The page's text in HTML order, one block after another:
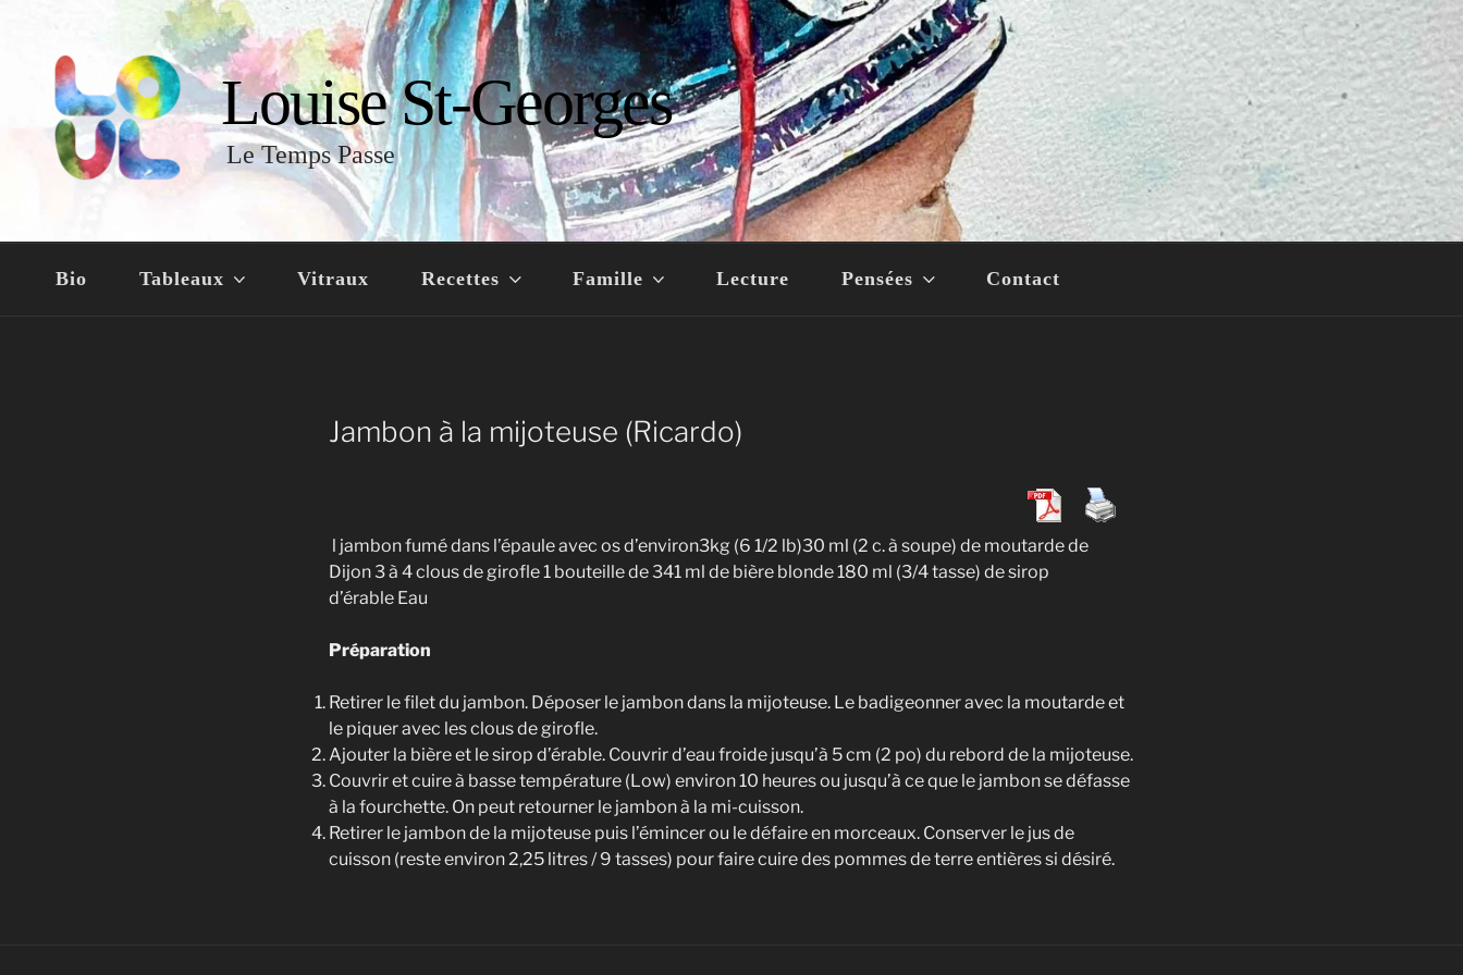
Louise St-Georges
Le Temps Passe
Bio Tableaux Vitraux Recettes Famille Lecture Pensées Contact
Jambon à la mijoteuse (Ricardo)
l jambon fumé dans l’épaule avec os d’environ3kg (6 1/2 lb)30 ml (2 c. à soupe) de moutarde de
Dijon 3 à 4 clous de girofle 1 bouteille de 341 ml de bière blonde 180 ml (3/4 tasse) de sirop
d’érable Eau
Préparation
Retirer le filet du jambon. Déposer le jambon dans la mijoteuse. Le badigeonner avec la moutarde et
le piquer avec les clous de girofle.
Ajouter la bière et le sirop d’érable. Couvrir d’eau froide jusqu’à 5 cm (2 po) du rebord de la mijoteuse.
Couvrir et cuire à basse température (Low) environ 10 heures ou jusqu’à ce que le jambon se défasse
à la fourchette. On peut retourner le jambon à la mi-cuisson.
Retirer le jambon de la mijoteuse puis l’émincer ou le défaire en morceaux. Conserver le jus de
cuisson (reste environ 2,25 litres / 9 tasses) pour faire cuire des pommes de terre entières si désiré.